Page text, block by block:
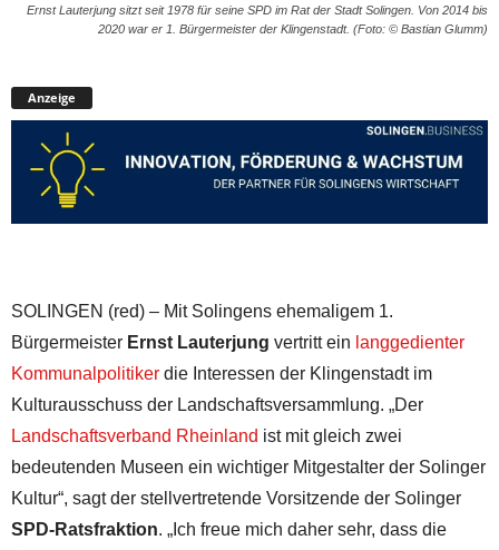
Ernst Lauterjung sitzt seit 1978 für seine SPD im Rat der Stadt Solingen. Von 2014 bis
2020 war er 1. Bürgermeister der Klingenstadt. (Foto: © Bastian Glumm)
Anzeige
SOLINGEN (red) – Mit Solingens ehemaligem 1.
Bürgermeister Ernst Lauterjung vertritt ein langgedienter
Kommunalpolitiker die Interessen der Klingenstadt im
Kulturausschuss der Landschaftsversammlung. „Der
Landschaftsverband Rheinland ist mit gleich zwei
bedeutenden Museen ein wichtiger Mitgestalter der Solinger
Kultur“, sagt der stellvertretende Vorsitzende der Solinger
SPD-Ratsfraktion. „Ich freue mich daher sehr, dass die